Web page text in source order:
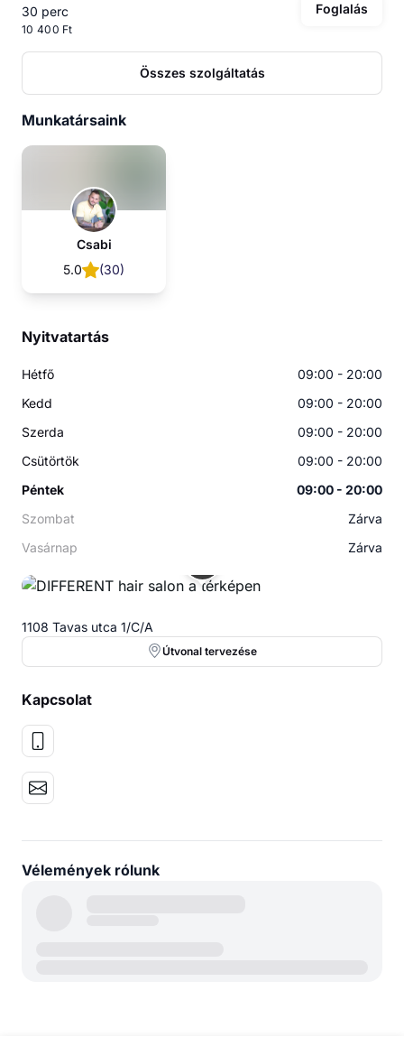
30 perc
10 400 Ft
Foglalás
Összes szolgáltatás
Munkatársaink
Csabi
5.0
(30)
Nyitvatartás
Hétfő
09:00 - 20:00
Kedd
09:00 - 20:00
Szerda
09:00 - 20:00
Csütörtök
09:00 - 20:00
Péntek
09:00 - 20:00
Szombat
Zárva
Vasárnap
Zárva
1108 Tavas utca 1/C/A
Útvonal tervezése
Kapcsolat
Vélemények rólunk